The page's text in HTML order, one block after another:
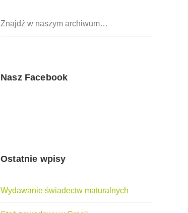
Nasz Facebook
Ostatnie wpisy
Wydawanie świadectw maturalnych